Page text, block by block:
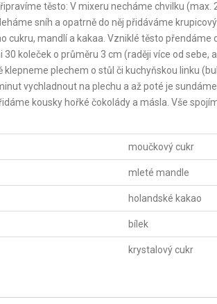
těsto: V mixeru necháme chvilku
sníh a opatrně do něj přidáváme
cukru, mandlí a kakaa. Vzniklé těsto
30 koleček o průměru 3 cm (raději více od sebe,
klepneme plechem o stůl či kuchyňskou linku
vychladnout na plechu a až poté je
kousky hořké čokolády a másla. Vše
moučkový cukr
mleté mandle
holandské kakao
bílek
krystalový cukr